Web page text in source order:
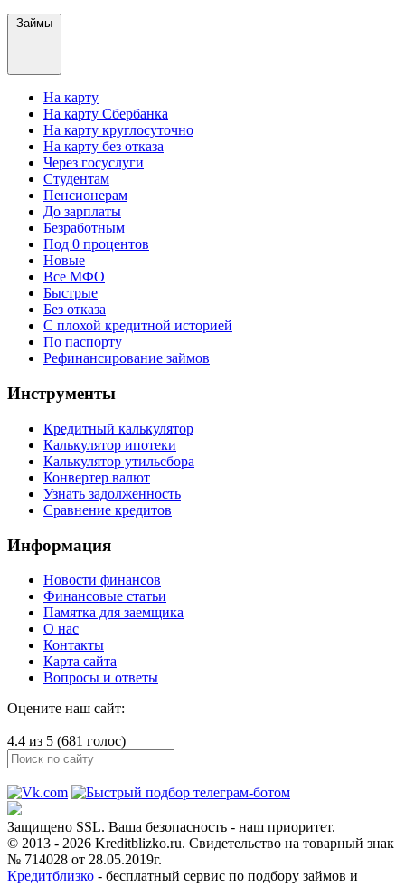
Займы
На карту
На карту Сбербанка
На карту круглосуточно
На карту без отказа
Через госуслуги
Студентам
Пенсионерам
До зарплаты
Безработным
Под 0 процентов
Новые
Все МФО
Быстрые
Без отказа
С плохой кредитной историей
По паспорту
Рефинансирование займов
Инструменты
Кредитный калькулятор
Калькулятор ипотеки
Калькулятор утильсбора
Конвертер валют
Узнать задолженность
Сравнение кредитов
Информация
Новости финансов
Финансовые статьи
Памятка для заемщика
О нас
Контакты
Карта сайта
Вопросы и ответы
Оцените наш сайт:
4.4 из 5 (681 голос)
Защищено SSL. Ваша безопасность - наш приоритет.
© 2013 - 2026 Kreditblizko.ru. Свидетельство на товарный знак
№ 714028 от 28.05.2019г.
Кредитблизко - бесплатный сервис по подбору займов и